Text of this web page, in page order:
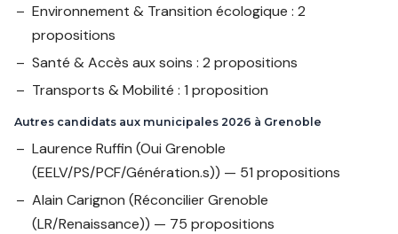
Environnement & Transition écologique : 2
propositions
Santé & Accès aux soins : 2 propositions
Transports & Mobilité : 1 proposition
Autres candidats aux municipales 2026 à Grenoble
Laurence Ruffin (Oui Grenoble
(EELV/PS/PCF/Génération.s)) — 51 propositions
Alain Carignon (Réconcilier Grenoble
(LR/Renaissance)) — 75 propositions